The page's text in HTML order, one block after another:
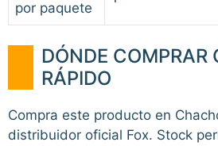
por paquete
DÓNDE COMPRAR
RÁPIDO
Compra este producto en
distribuidor oficial Fox. Stock